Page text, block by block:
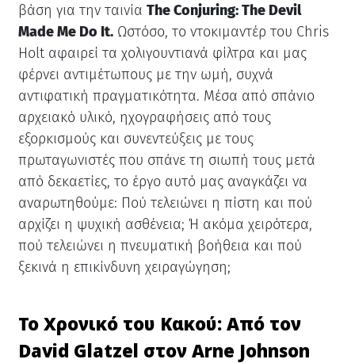
βάση για την ταινία The Conjuring: The Devil
Made Me Do It.Ωστόσο, το ντοκιμαντέρ του Chris
Holt αφαιρεί τα χολιγουντιανά φίλτρα και μας
φέρνει αντιμέτωπους με την ωμή, συχνά
αντιφατική πραγματικότητα. Μέσα από σπάνιο
αρχειακό υλικό, ηχογραφήσεις από τους
εξορκισμούς και συνεντεύξεις με τους
πρωταγωνιστές που σπάνε τη σιωπή τους μετά
από δεκαετίες, το έργο αυτό μας αναγκάζει να
αναρωτηθούμε: Πού τελειώνει η πίστη και πού
αρχίζει η ψυχική ασθένεια; Ή ακόμα χειρότερα,
πού τελειώνει η πνευματική βοήθεια και πού
ξεκινά η επικίνδυνη χειραγώγηση;
Το Χρονικό του Κακού: Από τον
David Glatzel στον Arne Johnson